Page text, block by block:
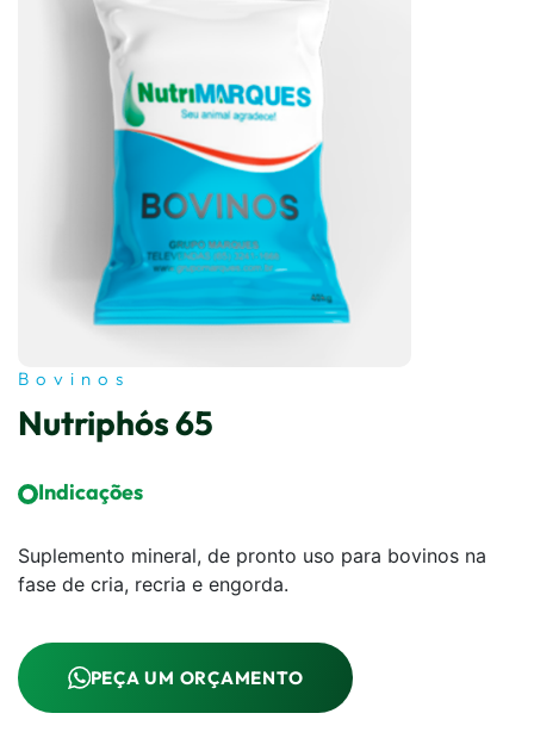
Bovinos
Nutriphós 65
Indicações
Suplemento mineral, de pronto uso para bovinos na
fase de cria, recria e engorda.
PEÇA UM ORÇAMENTO